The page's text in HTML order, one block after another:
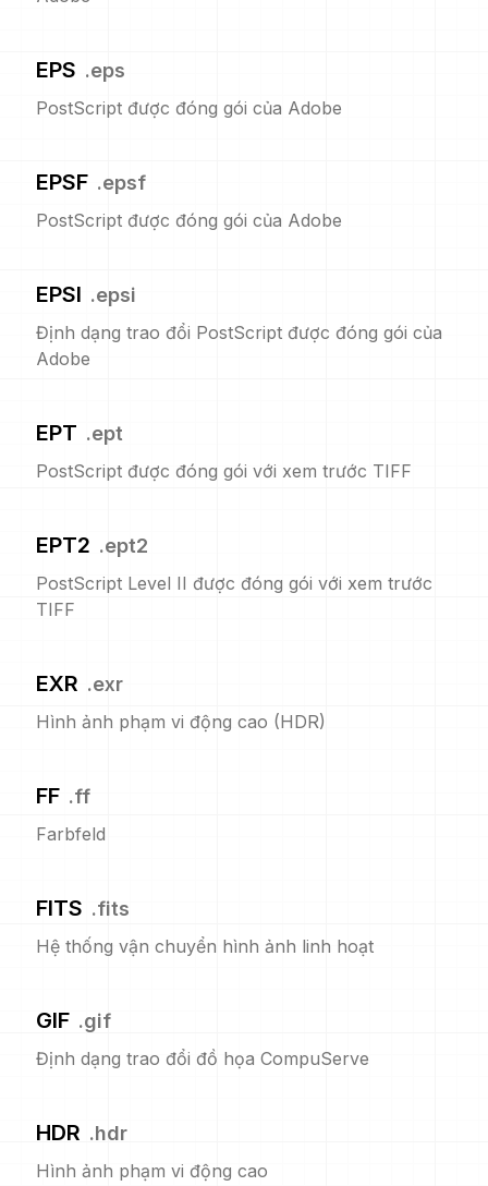
EPS .eps
PostScript được đóng gói của Adobe
EPSF .epsf
PostScript được đóng gói của Adobe
EPSI .epsi
Định dạng trao đổi PostScript được đóng gói của
Adobe
EPT .ept
PostScript được đóng gói với xem trước TIFF
EPT2 .ept2
PostScript Level II được đóng gói với xem trước
TIFF
EXR .exr
Hình ảnh phạm vi động cao (HDR)
FF .ff
Farbfeld
FITS .fits
Hệ thống vận chuyển hình ảnh linh hoạt
GIF .gif
Định dạng trao đổi đồ họa CompuServe
HDR .hdr
Hình ảnh phạm vi động cao